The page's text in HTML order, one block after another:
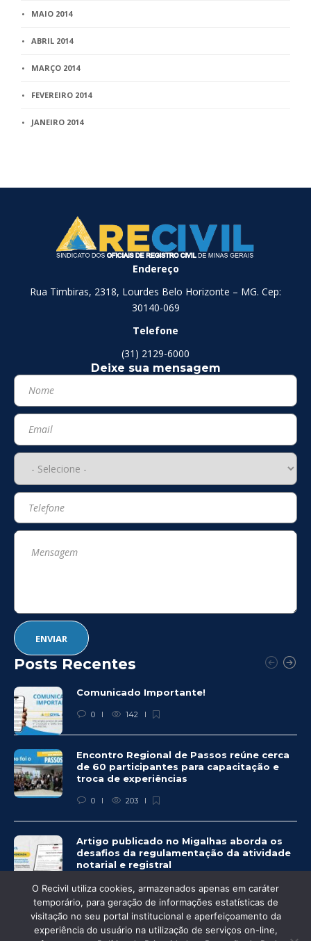
MAIO 2014
ABRIL 2014
MARÇO 2014
FEVEREIRO 2014
JANEIRO 2014
Endereço
Rua Timbiras, 2318, Lourdes Belo Horizonte – MG. Cep:
30140-069
Telefone
(31) 2129-6000
Deixe sua mensagem
Posts Recentes
Comunicado Importante!
0 142
Encontro Regional de Passos reúne cerca
de 60 participantes para capacitação e
troca de experiências
0 203
Artigo publicado no Migalhas aborda os
desafios da regulamentação da atividade
notarial e registral
0 459
O Recivil utiliza cookies, armazenados apenas em caráter
temporário, para geração de informações estatísticas de
visitação no seu portal institucional e aperfeiçoamento da
experiência do usuário na utilização de serviços on-line,